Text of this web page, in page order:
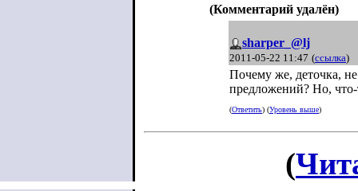
(Комментарий удалён)
sharper_@lj
2011-05-22 11:47 (ссылка)
Почему же, деточка,
предложений? Но,
(Ответить) (Уровень выше)
(